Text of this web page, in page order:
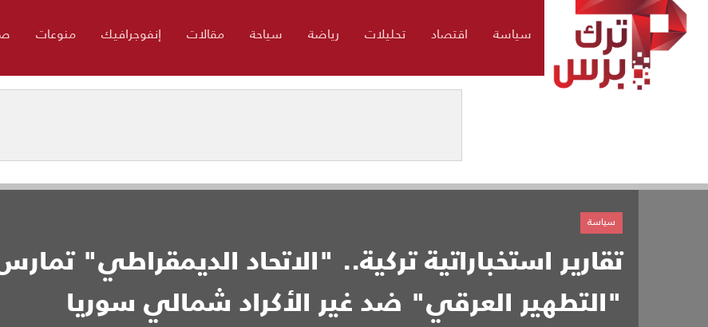
سياسة اقتصاد تحليلات رياضة سياحة مقالات إنفوجرافيك منوعات
تقارير استخباراتية تركية.. "الاتحاد الديمقراطي"
"التطهير العرقي" ضد غير الأكراد شمالي سوريا
سياسة